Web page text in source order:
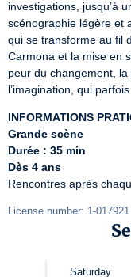
investigations, jusqu’à
scénographie légère et
qui se transforme au fil
Carmona et la mise en
peur du changement,
l’imagination, qui
INFORMATIONS
Grande scène
Durée : 35 min
Dès 4 ans
Rencontres après
License number: 1-
Saturday